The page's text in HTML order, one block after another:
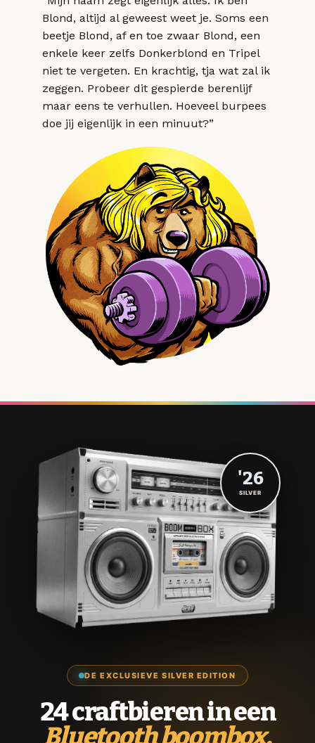
Blond, altijd al geweest weet je. Soms een
beetje Blond, af en toe zwaar Blond, een
enkele keer zelfs Donkerblond en Tripel
niet te vergeten. En krachtig, tja wat zal ik
zeggen. Probeer dit gespierde berenlijf
maar eens te verhullen. Hoeveel burpees
doe jij eigenlijk in een minuut?”
DE EXCLUSIEVE SILVER EDITION
24 craftbieren in een
Bluetooth boombox.
'26
SILVER